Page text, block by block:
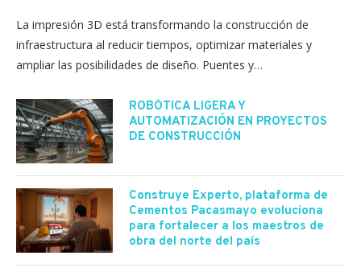
La impresión 3D está transformando la construcción de
infraestructura al reducir tiempos, optimizar materiales y
ampliar las posibilidades de diseño. Puentes y…
ROBÓTICA LIGERA Y
AUTOMATIZACIÓN EN PROYECTOS
DE CONSTRUCCIÓN
Construye Experto, plataforma de
Cementos Pacasmayo evoluciona
para fortalecer a los maestros de
obra del norte del país